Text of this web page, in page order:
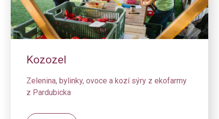
Kozozel
Zelenina, bylinky, ovoce a kozí sýry z ekofarmy
z Pardubicka